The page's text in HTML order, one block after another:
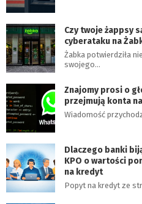
Czy twoje żappsy
cyberataku na
Żabka potwierdziła
swojego…
Znajomy prosi o
przejmują konta
Wiadomość
Dlaczego banki
KPO o wartości
na kredyt
Popyt na kredyt ze